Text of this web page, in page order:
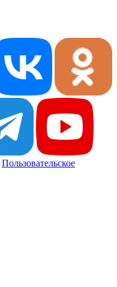
Пользовательское